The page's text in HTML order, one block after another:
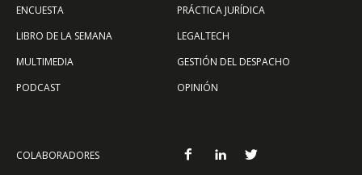
ENCUESTA
LIBRO DE LA SEMANA
MULTIMEDIA
PODCAST
PRÁCTICA JURÍDICA
LEGALTECH
GESTIÓN DEL DESPACHO
OPINIÓN
COLABORADORES